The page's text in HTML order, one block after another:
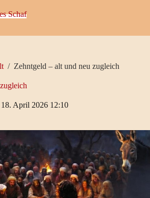
Schaf
/ Zehntgeld – alt und neu zugleich
18. April 2026 12:10